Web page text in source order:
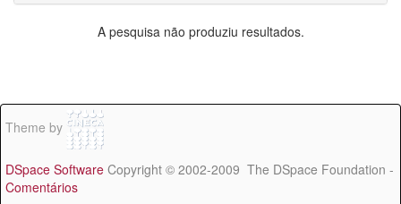
A pesquisa não produziu resultados.
Theme by
DSpace Software Copyright © 2002-2009 The DSpace Foundation -
Comentários